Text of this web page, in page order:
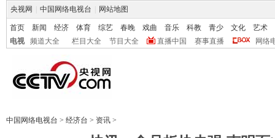
央视网 中国网络电视台 网站地图
首页 新闻 经济 体育 综艺 春晚 戏曲 音乐 科教 青少 文化
艺术
电视
频道大全 栏目大全 节目大全 直播中国 赛事直播 网络
中国网络电视台 > 经济台 > 资讯 >